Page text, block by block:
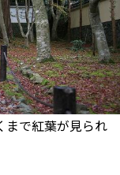
まで紅葉が見られ